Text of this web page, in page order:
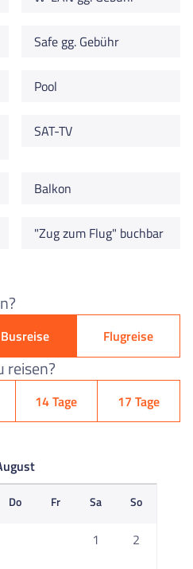
Safe gg. Gebühr
Pool
SAT-TV
Balkon
"Zug zum Flug" buchbar
Busreise Flugreise
reisen?
14 Tage 17 Tage
Do Fr Sa So
1 2